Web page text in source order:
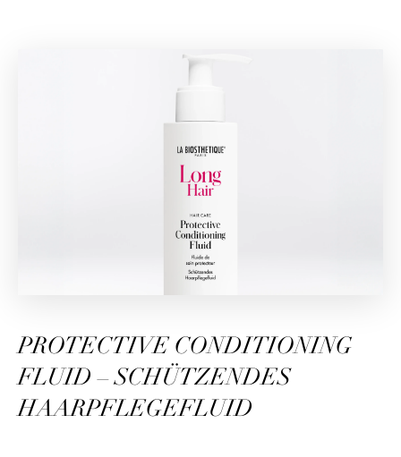
PROTECTIVE CONDITIONING
FLUID – SCHÜTZENDES
HAARPFLEGEFLUID